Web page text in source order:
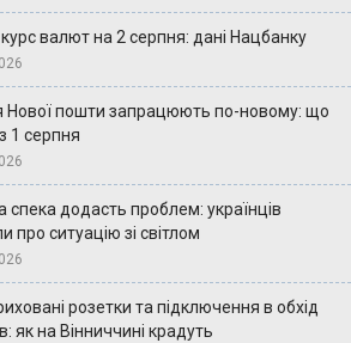
валют на 2 серпня: дані Нацбанку
Нової пошти запрацюють по-новому: що
1 серпня
додасть проблем: українців
про ситуацію зі світлом
розетки та підключення в обхід
як на Вінниччині крадуть